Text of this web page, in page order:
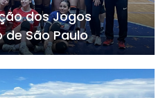
dos Jogos
de São Paulo